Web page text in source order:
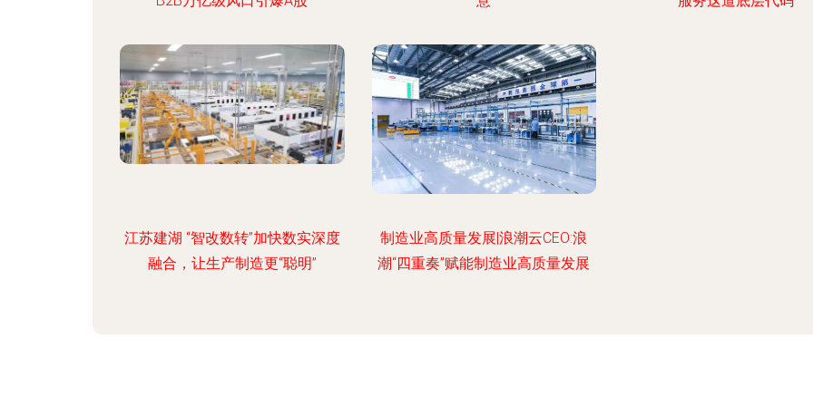
江苏建湖 “智改数转”加快数实深度
融合，让生产制造更“聪明”
制造业高质量发展|浪潮云CEO:浪
潮“四重奏”赋能制造业高质量发展